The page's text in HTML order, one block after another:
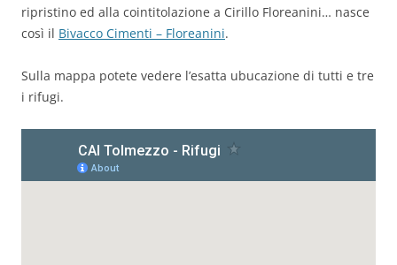
ripristino ed alla cointitolazione a Cirillo Floreanini… nasce
così il Bivacco Cimenti – Floreanini.
Sulla mappa potete vedere l’esatta ubucazione di tutti e tre
i rifugi.